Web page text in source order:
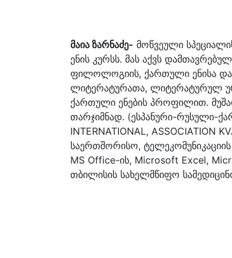
მაია ზარნაძე- მოწვეული
ენის კურსს. მას აქვს
ფილოლოგიის, ქართული ენისა და
ლიტერატურათა, ლიტერატურულ
ქართული ენების პროფილით.
თარჯიმნად. (ესპანური-რუსული-
INTERNATIONAL, ASSOCIATION
საერთშორისო,
MS Office-ის, Microsoft Excel,
თბილისის სახელმწიფო